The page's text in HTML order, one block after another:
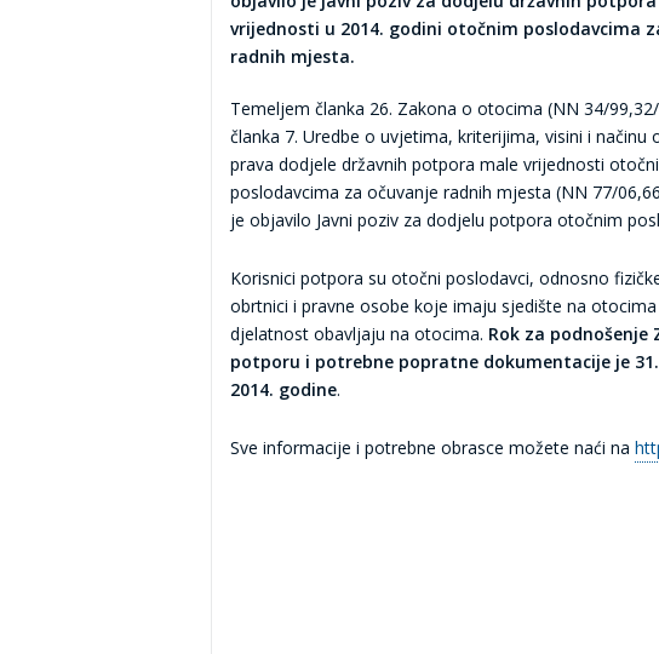
vrijednosti u 2014. godini otočnim poslodavcima
radnih mjesta.
Temeljem članka 26. Zakona o otocima (NN 34/
članka 7. Uredbe o uvjetima, kriterijima, visini i načinu
prava dodjele državnih potpora male vrijednosti
poslodavcima za očuvanje radnih mjesta (NN 77/
je objavilo Javni poziv za dodjelu potpora otočnim
Korisnici potpora su otočni poslodavci, odnosno
obrtnici i pravne osobe koje imaju sjedište na
djelatnost obavljaju na otocima. Rok za podnošenje
potporu i potrebne popratne dokumentacije je
2014. godine.
Sve informacije i potrebne obrasce možete naći na